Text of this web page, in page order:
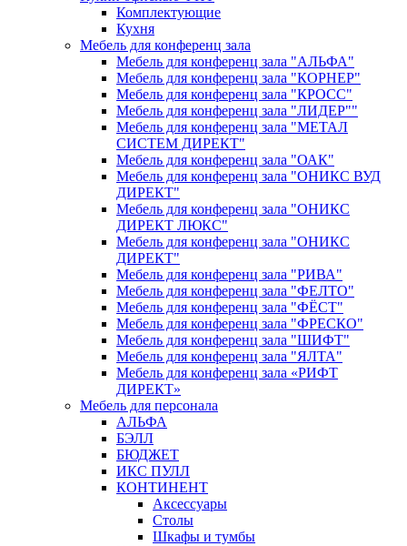
Комплектующие
Кухня
Мебель для конференц зала
Мебель для конференц зала "АЛЬФА"
Мебель для конференц зала "КОРНЕР"
Мебель для конференц зала "КРОСС"
Мебель для конференц зала "ЛИДЕР""
Мебель для конференц зала "МЕТАЛ
СИСТЕМ ДИРЕКТ"
Мебель для конференц зала "ОАК"
Мебель для конференц зала "ОНИКС ВУД
ДИРЕКТ"
Мебель для конференц зала "ОНИКС
ДИРЕКТ ЛЮКС"
Мебель для конференц зала "ОНИКС
ДИРЕКТ"
Мебель для конференц зала "РИВА"
Мебель для конференц зала "ФЕЛТО"
Мебель для конференц зала "ФЁСТ"
Мебель для конференц зала "ФРЕСКО"
Мебель для конференц зала "ШИФТ"
Мебель для конференц зала "ЯЛТА"
Мебель для конференц зала «РИФТ
ДИРЕКТ»
Мебель для персонала
АЛЬФА
БЭЛЛ
БЮДЖЕТ
ИКС ПУЛЛ
КОНТИНЕНТ
Аксессуары
Столы
Шкафы и тумбы